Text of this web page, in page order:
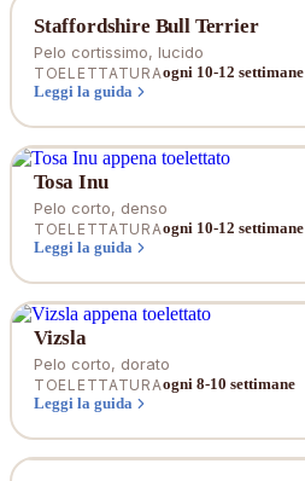
Staffordshire Bull Terrier
Pelo cortissimo, lucido
TOELETTATURAogni 10-12 settimane
Leggi la guida
Tosa Inu
Pelo corto, denso
TOELETTATURAogni 10-12 settimane
Leggi la guida
Vizsla
Pelo corto, dorato
TOELETTATURAogni 8-10 settimane
Leggi la guida